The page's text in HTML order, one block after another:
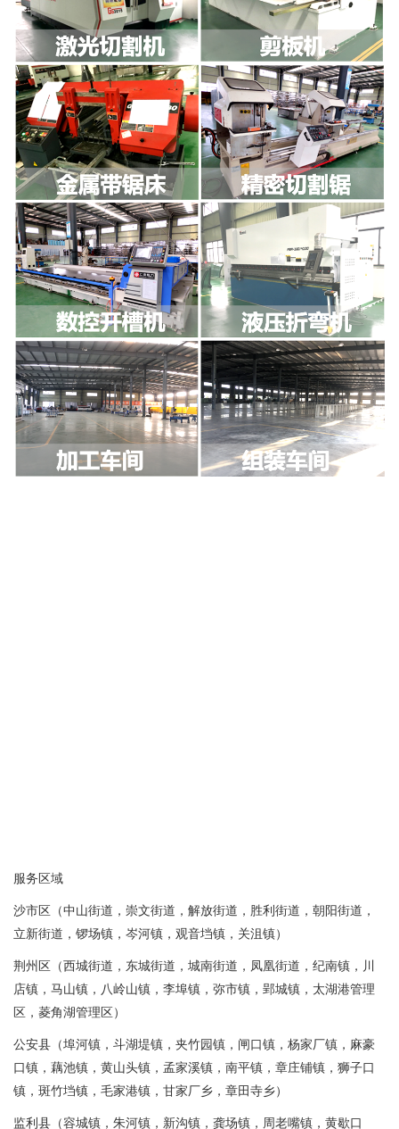
服务区域
沙市区（中山街道，崇文街道，解放街道，胜利街道，朝阳街道，
立新街道，锣场镇，岑河镇，观音垱镇，关沮镇）
荆州区（西城街道，东城街道，城南街道，凤凰街道，纪南镇，川
店镇，马山镇，八岭山镇，李埠镇，弥市镇，郢城镇，太湖港管理
区，菱角湖管理区）
公安县（埠河镇，斗湖堤镇，夹竹园镇，闸口镇，杨家厂镇，麻豪
口镇，藕池镇，黄山头镇，孟家溪镇，南平镇，章庄铺镇，狮子口
镇，斑竹垱镇，毛家港镇，甘家厂乡，章田寺乡）
监利县（容城镇，朱河镇，新沟镇，龚场镇，周老嘴镇，黄歇口